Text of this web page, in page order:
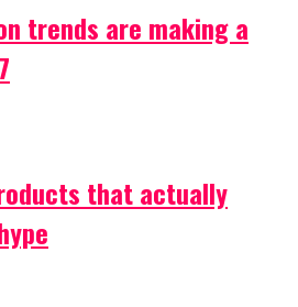
trends are making a
that actually